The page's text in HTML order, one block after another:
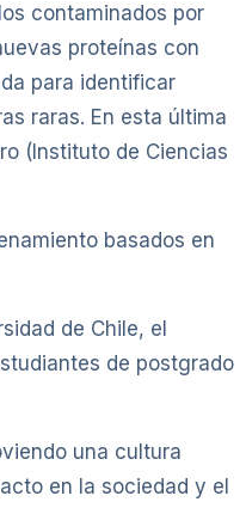
contaminados por
proteínas con
para identificar
raras. En esta última
(Instituto de Ciencias
basados en
de Chile, el
de postgrado
una cultura
en la sociedad y el